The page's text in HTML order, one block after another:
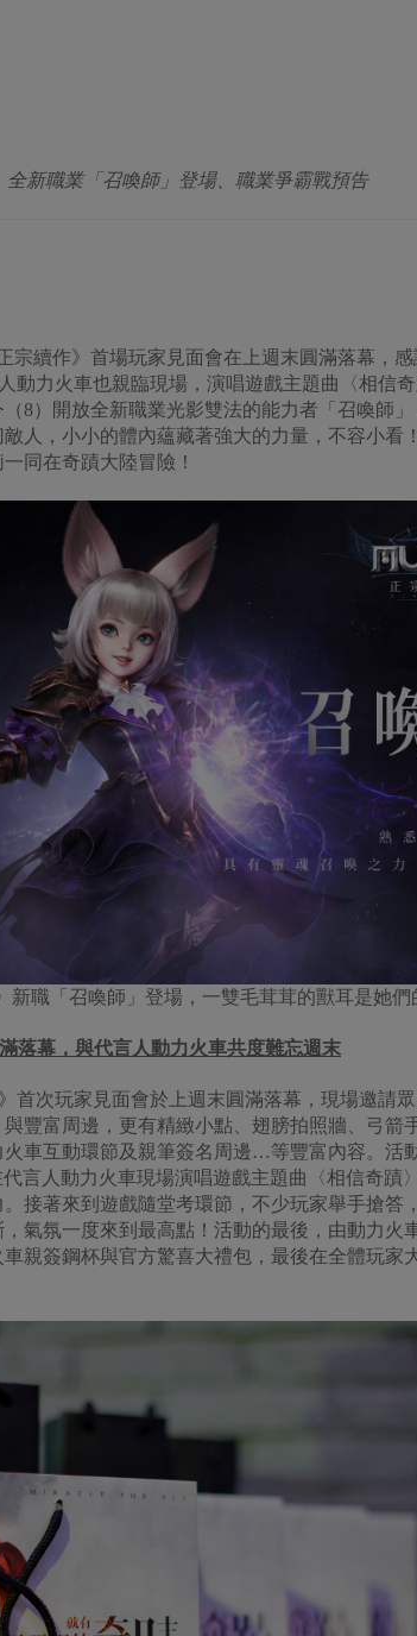
全新職業「召喚師」登場、職業爭霸戰預告
宗續作》首場玩家見面會在上週末圓滿落幕，
動力火車也親臨現場，演唱遊戲主題曲〈相信
8）開放全新職業光影雙法的能力者「召喚師
人，小小的體內蘊藏著強大的力量，不容小看
同在奇蹟大陸冒險！
新職「召喚師」登場，一雙毛茸茸的獸耳是她們
落幕，與代言人動力火車共度難忘週末
首次玩家見面會於上週末圓滿落幕，現場邀請眾
豐富周邊，更有精緻小點、翅膀拍照牆、弓箭
車互動環節及親筆簽名周邊…等豐富內容。活
言人動力火車現場演唱遊戲主題曲〈相信奇蹟
接著來到遊戲隨堂考環節，不少玩家舉手搶答
氣氛一度來到最高點！活動的最後，由動力火
親簽鋼杯與官方驚喜大禮包，最後在全體玩家